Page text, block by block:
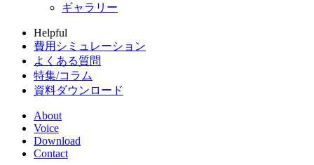
ギャラリー
Helpful
費用シミュレーション
よくある質問
特集/コラム
資料ダウンロード
About
Voice
Download
Contact